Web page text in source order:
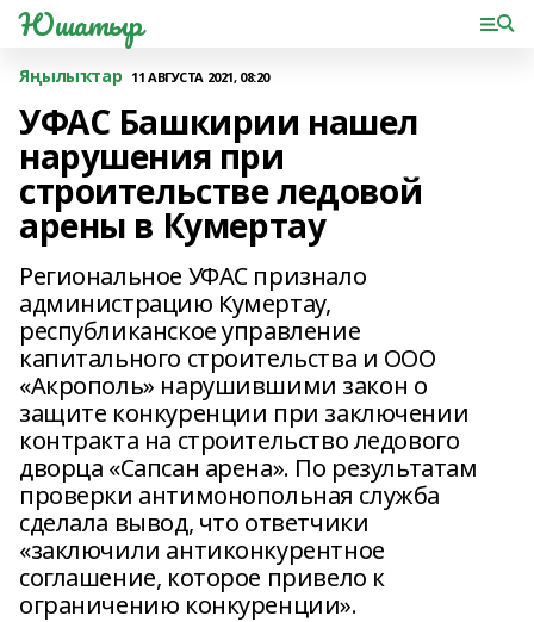
Юшатыр
Яңылыҡтар 11 АВГУСТА 2021, 08:20
УФАС Башкирии нашел
нарушения при
строительстве ледовой
арены в Кумертау
Региональное УФАС признало
администрацию Кумертау,
республиканское управление
капитального строительства и ООО
«Акрополь» нарушившими закон о
защите конкуренции при заключении
контракта на строительство ледового
дворца «Сапсан арена». По результатам
проверки антимонопольная служба
сделала вывод, что ответчики
«заключили антиконкурентное
соглашение, которое привело к
ограничению конкуренции».